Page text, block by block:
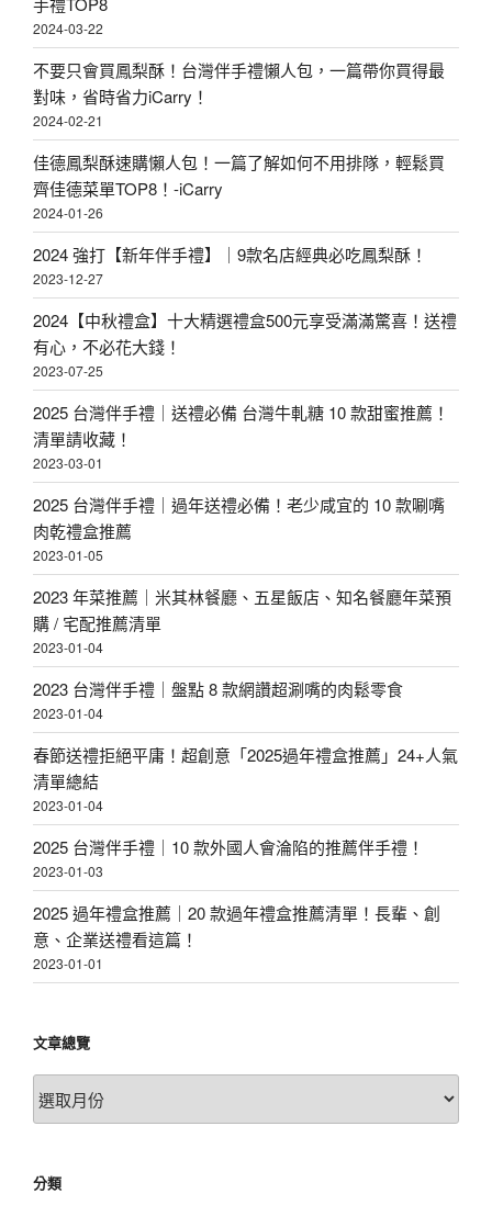
2024-03-22
不要只會買鳳梨酥！台灣伴手禮懶人包，一篇帶你買得最
對味，省時省力iCarry！
2024-02-21
佳德鳳梨酥速購懶人包！一篇了解如何不用排隊，輕鬆買
齊佳德菜單TOP8！-iCarry
2024-01-26
2024 強打【新年伴手禮】｜9款名店經典必吃鳳梨酥！
2023-12-27
2024【中秋禮盒】十大精選禮盒500元享受滿滿驚喜！送禮
有心，不必花大錢！
2023-07-25
2025 台灣伴手禮｜送禮必備 台灣牛軋糖 10 款甜蜜推薦！
清單請收藏！
2023-03-01
2025 台灣伴手禮｜過年送禮必備！老少咸宜的 10 款唰嘴
肉乾禮盒推薦
2023-01-05
2023 年菜推薦｜米其林餐廳、五星飯店、知名餐廳年菜預
購 / 宅配推薦清單
2023-01-04
2023 台灣伴手禮｜盤點 8 款網讚超涮嘴的肉鬆零食
2023-01-04
春節送禮拒絕平庸！超創意「2025過年禮盒推薦」24+人氣
清單總結
2023-01-04
2025 台灣伴手禮｜10 款外國人會淪陷的推薦伴手禮！
2023-01-03
2025 過年禮盒推薦｜20 款過年禮盒推薦清單！長輩、創
意、企業送禮看這篇！
2023-01-01
文章總覽
文
章
分類